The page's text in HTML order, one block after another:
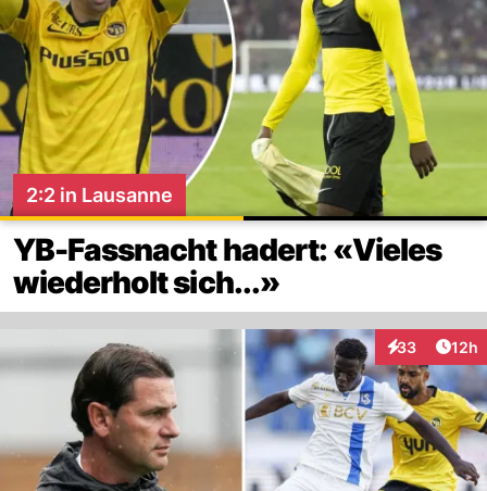
2:2 in Lausanne
YB-Fassnacht hadert: «Vieles
wiederholt sich...»
33
Interaktionen
12h